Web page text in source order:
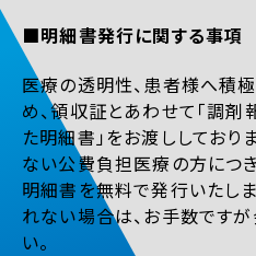
■明細書発行に関する事項
医療の透明性、患者様へ積
め、領収証とあわせて「調
た明細書」をお渡ししており
ない公費負担医療の方につ
明細書を無料で発行いたし
れない場合は、お手数です
い。